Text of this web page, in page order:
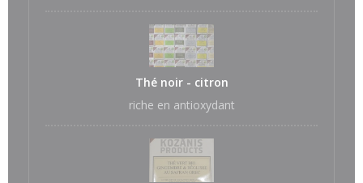
Thé noir - citron
riche en antioxydant